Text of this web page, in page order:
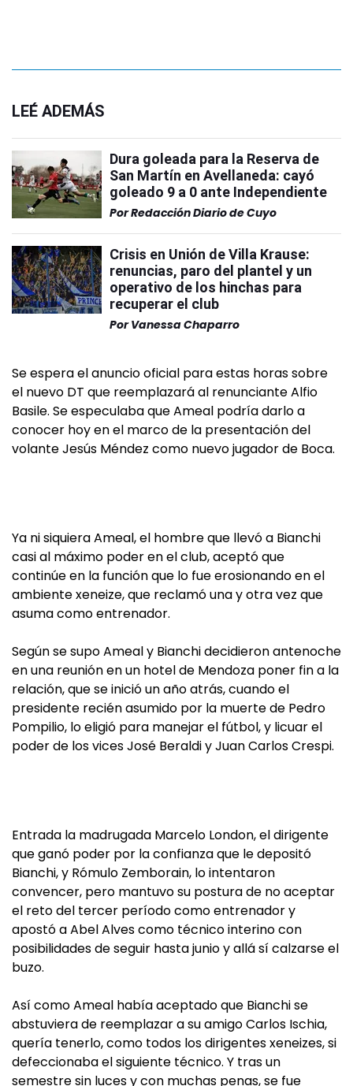
LEÉ ADEMÁS
Dura goleada para la Reserva de
San Martín en Avellaneda: cayó
goleado 9 a 0 ante Independiente
PorRedacción Diario de Cuyo
Crisis en Unión de Villa Krause:
renuncias, paro del plantel y un
operativo de los hinchas para
recuperar el club
Por Vanessa Chaparro
Se espera el anuncio oficial para estas horas sobre
el nuevo DT que reemplazará al renunciante Alfio
Basile. Se especulaba que Ameal podría darlo a
conocer hoy en el marco de la presentación del
volante Jesús Méndez como nuevo jugador de Boca.
Ya ni siquiera Ameal, el hombre que llevó a Bianchi
casi al máximo poder en el club, aceptó que
continúe en la función que lo fue erosionando en el
ambiente xeneize, que reclamó una y otra vez que
asuma como entrenador.
Según se supo Ameal y Bianchi decidieron antenoche
en una reunión en un hotel de Mendoza poner fin a la
relación, que se inició un año atrás, cuando el
presidente recién asumido por la muerte de Pedro
Pompilio, lo eligió para manejar el fútbol, y licuar el
poder de los vices José Beraldi y Juan Carlos Crespi.
Entrada la madrugada Marcelo London, el dirigente
que ganó poder por la confianza que le depositó
Bianchi, y Rómulo Zemborain, lo intentaron
convencer, pero mantuvo su postura de no aceptar
el reto del tercer período como entrenador y
apostó a Abel Alves como técnico interino con
posibilidades de seguir hasta junio y allá sí calzarse el
buzo.
Así como Ameal había aceptado que Bianchi se
abstuviera de reemplazar a su amigo Carlos Ischia,
quería tenerlo, como todos los dirigentes xeneizes, si
defeccionaba el siguiente técnico. Y tras un
semestre sin luces y con muchas penas, se fue